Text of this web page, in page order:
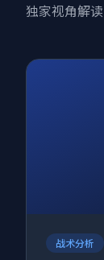
独家视角解
战术分析